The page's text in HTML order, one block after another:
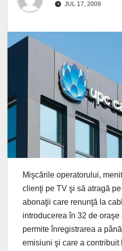
JUL 17, 2009
Mişcările operatorului,
clienţi pe TV şi să atragă
abonaţii care renunţă la
introducerea în 32 de
permite înregistrarea a
emisiuni şi care a contribuit